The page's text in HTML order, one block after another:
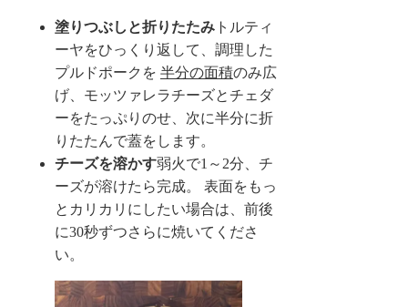
塗りつぶしと折りたたみ トルティ
ーヤをひっくり返して、調理した
プルドポークを 半分の面積のみ広
げ、モッツァレラチーズとチェダ
ーをたっぷりのせ、次に半分に折
りたたんで蓋をします。
チーズを溶かす弱火で1～2分、チ
ーズが溶けたら完成。 表面をもっ
とカリカリにしたい場合は、前後
に30秒ずつさらに焼いてくださ
い。